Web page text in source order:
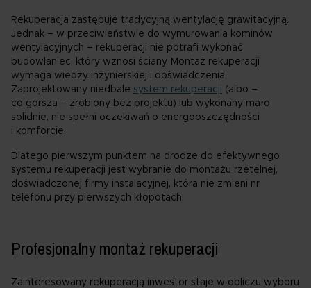
Rekuperacja zastępuje tradycyjną wentylację grawitacyjną.
Jednak – w przeciwieństwie do wymurowania kominów
wentylacyjnych – rekuperacji nie potrafi wykonać
budowlaniec, który wznosi ściany. Montaż rekuperacji
wymaga wiedzy inżynierskiej i doświadczenia.
Zaprojektowany niedbale system rekuperacji (albo –
co gorsza – zrobiony bez projektu) lub wykonany mało
solidnie, nie spełni oczekiwań o energooszczędności
i komforcie.
Dlatego pierwszym punktem na drodze do efektywnego
systemu rekuperacji jest wybranie do montażu rzetelnej,
doświadczonej firmy instalacyjnej, która nie zmieni nr
telefonu przy pierwszych kłopotach.
Profesjonalny montaż rekuperacji
Zainteresowany rekuperacją inwestor staje w obliczu wyboru